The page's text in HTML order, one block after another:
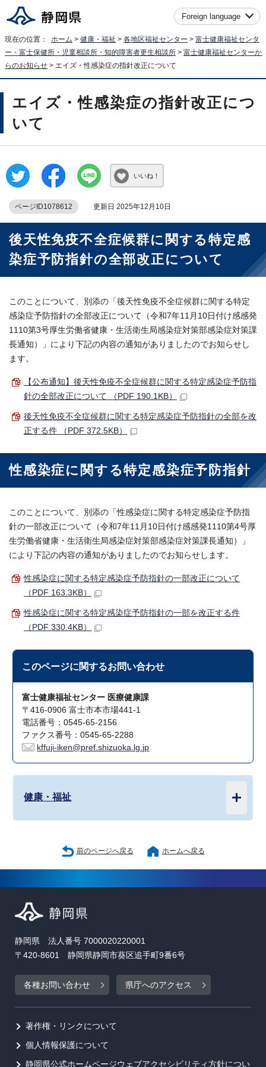
Foreign language
現在の位置： ホーム > 健康・福祉 > 各地区福祉センター > 富士健康福祉センタ
ー・富士保健所・児童相談所・知的障害者更生相談所 > 富士健康福祉センターか
らのお知らせ > エイズ・性感染症の指針改正について
エイズ・性感染症の指針改正につ
いて
いいね！
ページID1078612 更新日 2025年12月10日
後天性免疫不全症候群に関する特定感
染症予防指針の全部改正について
このことについて、別添の「後天性免疫不全症候群に関する特定
感染症予防指針の全部改正について（令和7年11月10日付け感感発
1110第3号厚生労働省健康・生活衛生局感染症対策部感染症対策課
長通知）」により下記の内容の通知がありましたのでお知らせし
ます。
【公布通知】後天性免疫不全症候群に関する特定感染症予防指
針の全部改正について （PDF 190.1KB）
後天性免疫不全症候群に関する特定感染症予防指針の全部を改
正する件 （PDF 372.5KB）
性感染症に関する特定感染症予防指針
このことについて、別添の「性感染症に関する特定感染症予防指
針の一部改正について（令和7年11月10日付け感感発1110第4号厚
生労働省健康・生活衛生局感染症対策部感染症対策課長通知）」
により下記の内容の通知がありましたのでお知らせします。
性感染症に関する特定感染症予防指針の一部改正について
（PDF 163.3KB）
性感染症に関する特定感染症予防指針の一部を改正する件
（PDF 330.4KB）
このページに関するお問い合わせ
富士健康福祉センター 医療健康課
〒416-0906 富士市本市場441-1
電話番号：0545-65-2156
ファクス番号：0545-65-2288
kffuji-iken@pref.shizuoka.lg.jp
健康・福祉
前のページへ戻る ホームへ戻る
静岡県 法人番号 7000020220001
〒420-8601 静岡県静岡市葵区追手町9番6号
各種お問い合わせ 県庁へのアクセス
著作権・リンクについて
個人情報保護について
静岡県公式ホームページウェブアクセシビリティ方針につい